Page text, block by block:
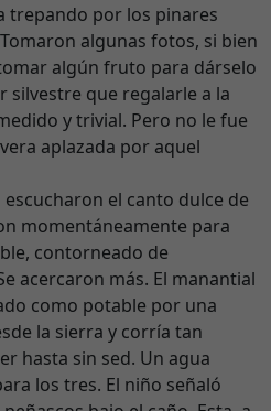
trepando por los pinares
algunas fotos, si bien
algún fruto para dárselo
silvestre que regalarle a la
y trivial. Pero no le fue
aplazada por aquel
el canto dulce de
momentáneamente para
contorneado de
acercaron más. El manantial
como potable por una
la sierra y corría tan
hasta sin sed. Un agua
los tres. El niño señaló